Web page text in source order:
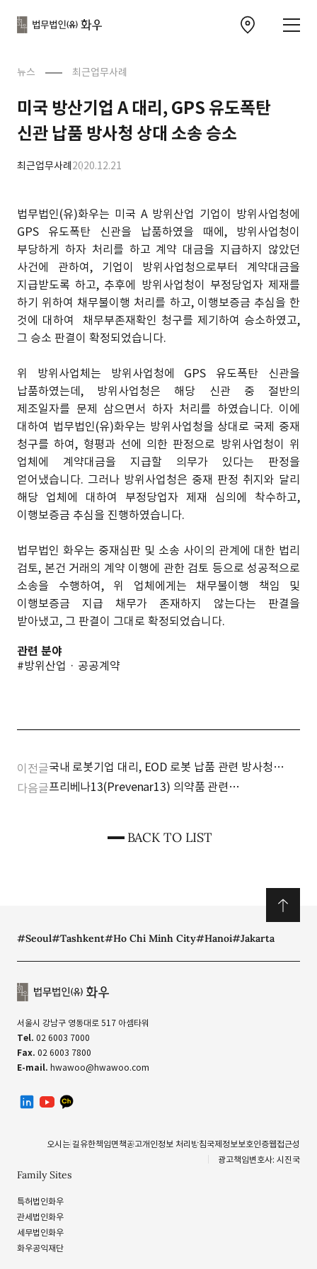
뉴스 최근업무사례
미국 방산기업 A 대리, GPS 유도폭탄
신관 납품 방사청 상대 소송 승소
최근업무사례2020.12.21
법무법인(유)화우는 미국 A 방위산업 기업이 방위사업청에
GPS 유도폭탄 신관을 납품하였을 때에, 방위사업청이
부당하게 하자 처리를 하고 계약 대금을 지급하지 않았던
사건에 관하여, 기업이 방위사업청으로부터 계약대금을
지급받도록 하고, 추후에 방위사업청이 부정당업자 제재를
하기 위하여 채무불이행 처리를 하고, 이행보증금 추심을 한
것에 대하여 채무부존재확인 청구를 제기하여 승소하였고,
그 승소 판결이 확정되었습니다.
위 방위사업체는 방위사업청에 GPS 유도폭탄 신관을
납품하였는데, 방위사업청은 해당 신관 중 절반의
제조일자를 문제 삼으면서 하자 처리를 하였습니다. 이에
대하여 법무법인(유)화우는 방위사업청을 상대로 국제 중재
청구를 하여, 형평과 선에 의한 판정으로 방위사업청이 위
업체에 계약대금을 지급할 의무가 있다는 판정을
얻어냈습니다. 그러나 방위사업청은 중재 판정 취지와 달리
해당 업체에 대하여 부정당업자 제재 심의에 착수하고,
이행보증금 추심을 진행하였습니다.
법무법인 화우는 중재심판 및 소송 사이의 관계에 대한 법리
검토, 본건 거래의 계약 이행에 관한 검토 등으로 성공적으로
소송을 수행하여, 위 업체에게는 채무불이행 책임 및
이행보증금 지급 채무가 존재하지 않는다는 판결을
받아냈고, 그 판결이 그대로 확정되었습니다.
관련 분야
#방위산업 · 공공계약
이전글국내 로봇기업 대리, EOD 로봇 납품 관련 방사청
부정당업자 제재 보류 결정
BACK TO LIST
다음글프리베나13(Prevenar13) 의약품 관련
#Seoul#Tashkent#Ho Chi Minh City#Hanoi#Jakarta
서울시 강남구 영동대로 517 아셈타워
Tel. 02 6003 7000
Fax. 02 6003 7800
E-mail. hwawoo@hwawoo.com
Family Sites
특허법인화우
관세법인화우
세무법인화우
화우공익재단
오시는 길 유한책임면책공고개인정보 처리방침국제정보보호인증웹접근성
광고책임변호사: 시진국